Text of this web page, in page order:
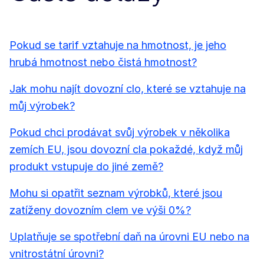
Pokud se tarif vztahuje na hmotnost, je jeho
hrubá hmotnost nebo čistá hmotnost?
Jak mohu najít dovozní clo, které se vztahuje na
můj výrobek?
Pokud chci prodávat svůj výrobek v několika
zemích EU, jsou dovozní cla pokaždé, když můj
produkt vstupuje do jiné země?
Mohu si opatřit seznam výrobků, které jsou
zatíženy dovozním clem ve výši 0%?
Uplatňuje se spotřební daň na úrovni EU nebo na
vnitrostátní úrovni?